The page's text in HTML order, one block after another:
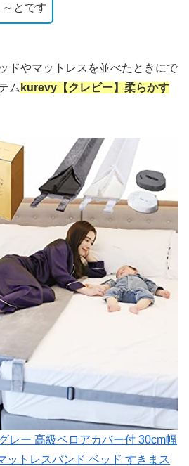
とです
ドやマットレスを並べたときにで
ム kurevy【クレビー】柔らかす
レー 高級ベロアカバー付 30cm幅
ットレスバンド ベッド すきまス